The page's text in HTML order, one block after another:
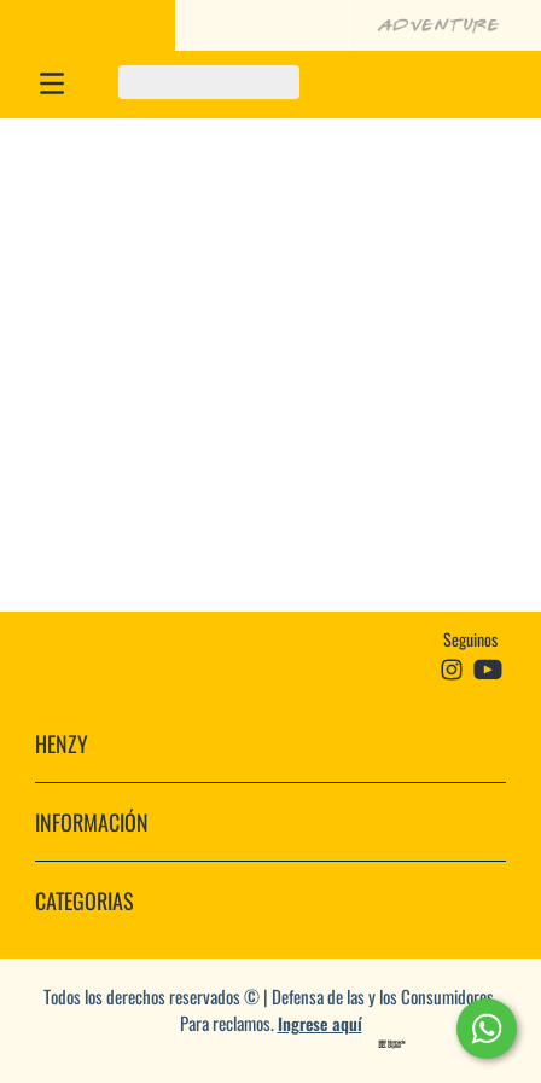
Seguinos
HENZY
INFORMACIÓN
CATEGORIAS
Todos los derechos reservados © | Defensa de las y los Consumidores.
Para reclamos.Ingrese aquí